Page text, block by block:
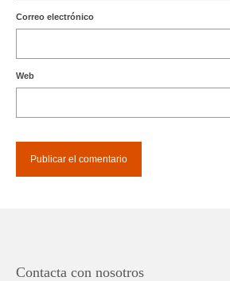
Correo electrónico
Web
Contacta con nosotros